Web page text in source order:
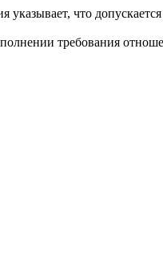
что
требования